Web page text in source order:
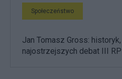
Społeczeństwo
Jan Tomasz Gross:
najostrzejszych debat III RP